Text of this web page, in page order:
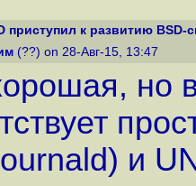
приступил к развитию
(??) on 28-Авг-15, 13:47
но
и